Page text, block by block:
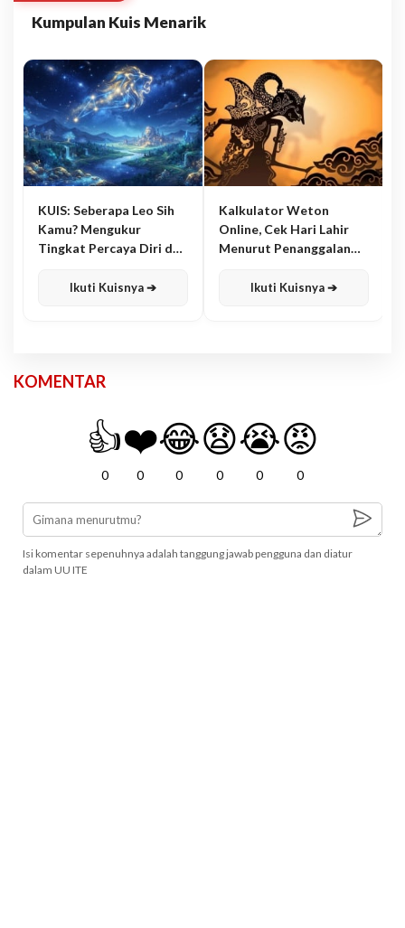
Kumpulan Kuis Menarik
KUIS: Seberapa Leo Sih
Kamu? Mengukur
Tingkat Percaya Diri dan
Ikuti Kuisnya ➔
Kalkulator Weton
Online, Cek Hari Lahir
Menurut Penanggalan
Ikuti Kuisnya ➔
KOMENTAR
👍
0
❤️
0
😂
0
😧
0
😭
0
😡
0
Isi komentar sepenuhnya adalah tanggung jawab pengguna dan diatur
dalam UU ITE